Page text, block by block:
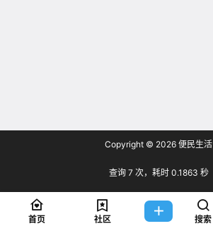
Copyright © 2026 便民生活
查询 7 次，耗时 0.1863 秒
首页 社区 搜索